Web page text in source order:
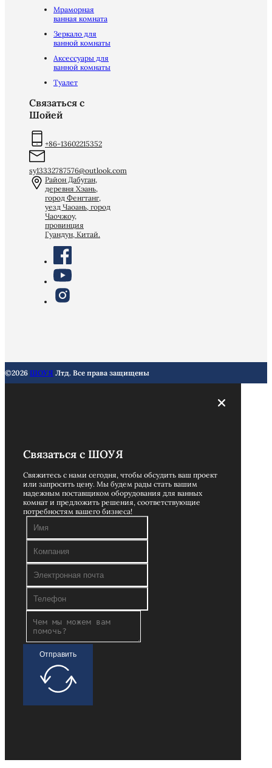
Мраморная
ванная комната
Зеркало для
ванной комнаты
Аксессуары для
ванной комнаты
Туалет
Связаться с
Шойей
+86-13602215352
sy13332787576@outlook.com
Район Дабуган,
деревня Хэань,
город Фенгтанг,
уезд Чаоань, город
Чаочжоу,
провинция
Гуандун, Китай.
©2026 ШОУЯ Лтд. Все права защищены
Связаться с ШОУЯ
Свяжитесь с нами сегодня, чтобы обсудить ваш проект
или запросить цену. Мы будем рады стать вашим
надежным поставщиком оборудования для ванных
комнат и предложить решения, соответствующие
потребностям вашего бизнеса!
Отправить